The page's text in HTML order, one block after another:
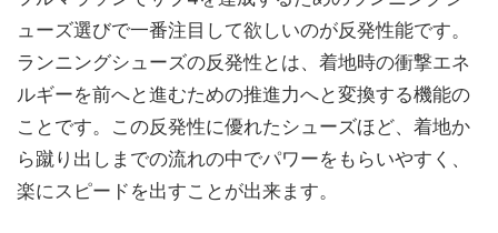
ューズ選びで一番注目して欲しいのが反発性能です。
ランニングシューズの反発性とは、着地時の衝撃エネ
ルギーを前へと進むための推進力へと変換する機能の
ことです。この反発性に優れたシューズほど、着地か
ら蹴り出しまでの流れの中でパワーをもらいやすく、
楽にスピードを出すことが出来ます。